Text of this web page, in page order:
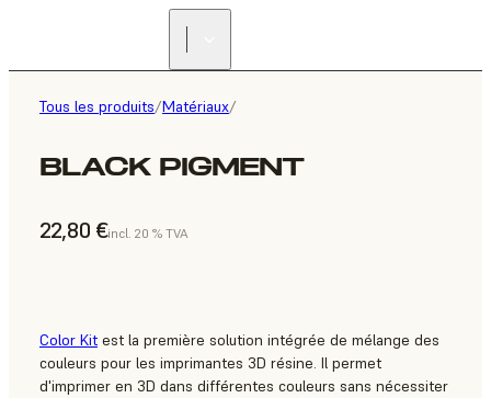
Tous les produits/Matériaux/
BLACK PIGMENT
22,80 €incl. 20 % TVA
Color Kit est la première solution intégrée de mélange des
couleurs pour les imprimantes 3D résine. Il permet
d'imprimer en 3D dans différentes couleurs sans nécessiter